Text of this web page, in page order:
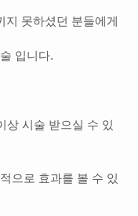
지 못하셨던 분들에게
입니다.
상 시술 받으실 수 있
으로 효과를 볼 수 있